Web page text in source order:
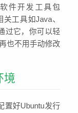
件开发工具包
工具如Java、
过它，你可以轻
也不用手动修改
境
置好Ubuntu发行